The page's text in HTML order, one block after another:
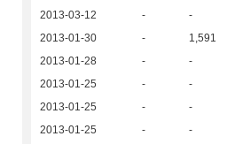
2013-03-12
- -
2013-01-30
- 1,591
2013-01-28
- -
2013-01-25
- -
2013-01-25
- -
2013-01-25
- -